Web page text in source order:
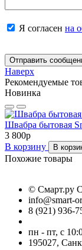
Я согласен на
Отправить
Наверх
Рекомендуемые
Новинка
Швабра бытовая
3 800p
В корзину
В
Похожие товары
© Смарт.ру
info@smart-
8 (921) 936-
пн - пт, с
195027,